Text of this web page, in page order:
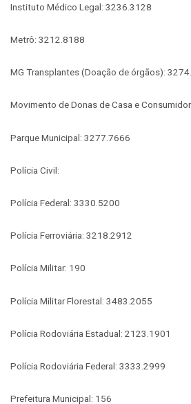
Instituto Médico Legal: 3236.3128
Metrô: 3212.8188
MG Transplantes (Doação de órgãos):
Movimento de Donas de Casa e
Parque Municipal: 3277.7666
Polícia Civil:
Polícia Federal: 3330.5200
Polícia Ferroviária: 3218.2912
Polícia Militar: 190
Polícia Militar Florestal: 3483.2055
Polícia Rodoviária Estadual: 2123.1901
Polícia Rodoviária Federal: 3333.2999
Prefeitura Municipal: 156